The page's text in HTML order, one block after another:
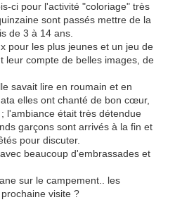
ci pour l'activité "coloriage" très
sont passés mettre de la
de 3 à 14 ans.
pour les plus jeunes et un jeu de
leur compte de belles images, de
savait lire en roumain et en
elles ont chanté de bon cœur,
l'ambiance était très détendue
garçons sont arrivés à la fin et
pour discuter.
beaucoup d'embrassades et
sur le campement.. les
visite ?